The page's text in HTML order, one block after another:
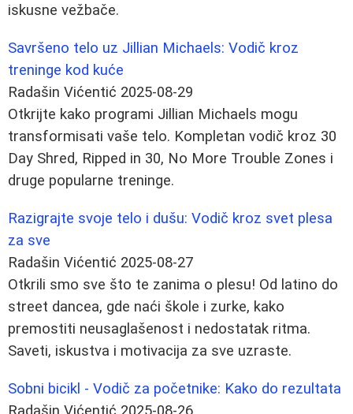
iskusne vežbače.
Savršeno telo uz Jillian Michaels: Vodič kroz
treninge kod kuće
Radašin Vićentić 2025-08-29
Otkrijte kako programi Jillian Michaels mogu
transformisati vaše telo. Kompletan vodič kroz 30
Day Shred, Ripped in 30, No More Trouble Zones i
druge popularne treninge.
Razigrajte svoje telo i dušu: Vodič kroz svet plesa
za sve
Radašin Vićentić 2025-08-27
Otkrili smo sve što te zanima o plesu! Od latino do
street dancea, gde naći škole i zurke, kako
premostiti neusaglašenost i nedostatak ritma.
Saveti, iskustva i motivacija za sve uzraste.
Sobni bicikl - Vodič za početnike: Kako do rezultata